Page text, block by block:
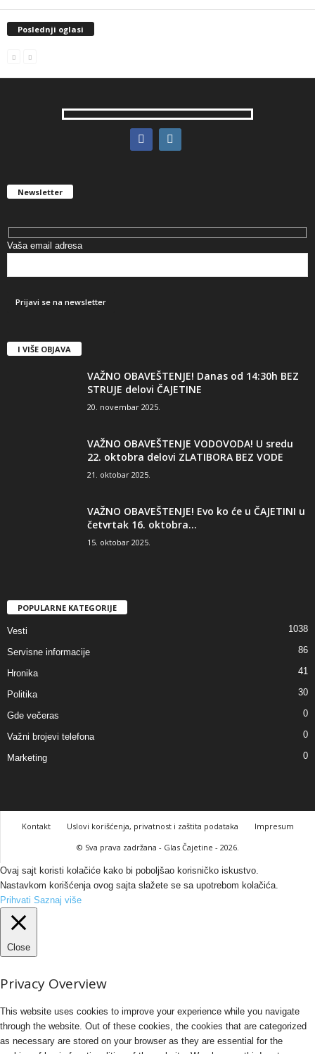
Poslednji oglasi
Newsletter
Vaša email adresa
I VIŠE OBJAVA
VAŽNO OBAVEŠTENJE! Danas od 14:30h BEZ
STRUJE delovi ČAJETINE
20. novembar 2025.
VAŽNO OBAVEŠTENJE VODOVODA! U sredu
22. oktobra delovi ZLATIBORA BEZ VODE
21. oktobar 2025.
VAŽNO OBAVEŠTENJE! Evo ko će u ČAJETINI u
četvrtak 16. oktobra...
15. oktobar 2025.
POPULARNE KATEGORIJE
Vesti 1038
Servisne informacije 86
Hronika 41
Politika 30
Gde večeras 0
Važni brojevi telefona 0
Marketing 0
Kontakt Uslovi korišćenja, privatnost i zaštita podataka
Impresum
© Sva prava zadržana - Glas Čajetine - 2026.
Ovaj sajt koristi kolačiće kako bi poboljšao korisničko iskustvo.
Nastavkom korišćenja ovog sajta slažete se sa upotrebom kolačića.
Prihvati Saznaj više
Close
Privacy Overview
This website uses cookies to improve your experience while you navigate
through the website. Out of these cookies, the cookies that are categorized
as necessary are stored on your browser as they are essential for the